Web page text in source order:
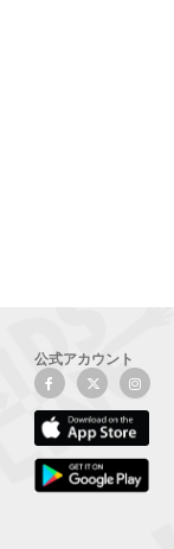
公式アカウント